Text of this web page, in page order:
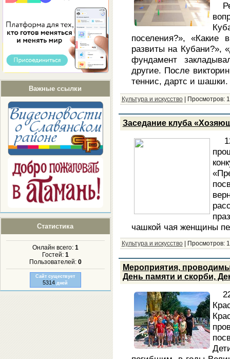
Важные ссылки
Статистика
Онлайн всего: 1
Гостей: 1
Пользователей: 0
Сайт существует
5314 дней
поселения?», «Какие
развиты на Кубани?»,
фундамент
другие. После
теннис, дартс и шашки.
Культура и искусство| Просмотров:
Заседание клуба
чашкой чая женщины
Культура и искусство| Просмотров:
Мероприятия,
День памяти и скорби,